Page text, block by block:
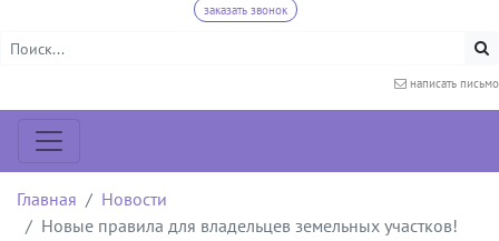
заказать звонок
написать письмо
Главная
Новости
Новые правила для владельцев земельных участков!